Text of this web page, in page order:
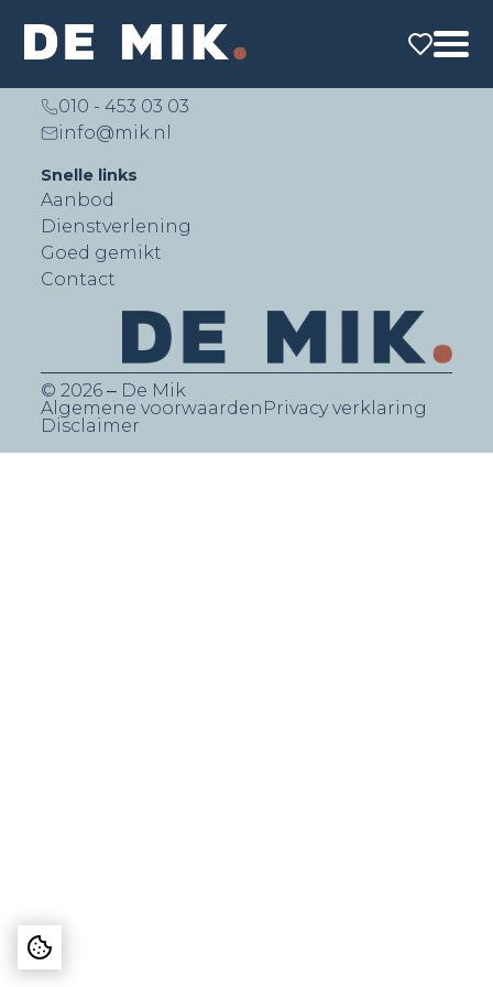
De Mik Real Estate Partners B.V.
Lichtenauerlaan 140 (Brainpark II)
010 - 453 03 03
info@mik.nl
Snelle links
Aanbod
Dienstverlening
Goed gemikt
Contact
© 2026 ‒ De Mik
Algemene voorwaarden Privacy verklaring
Disclaimer